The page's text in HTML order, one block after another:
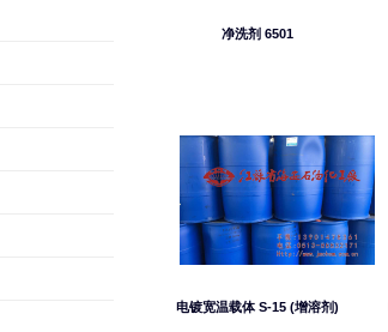
净洗剂 6501
电镀宽温载体 S-15 (增溶剂)